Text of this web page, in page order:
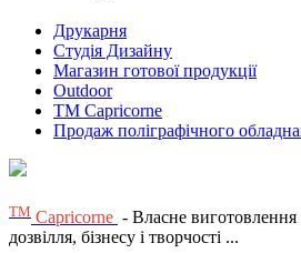
Друкарня
Студія Дизайну
Магазин готової продукції
Outdoor
TM Capricorne
Продаж поліграфічного
ТМ Capricorne - Власне виготовлення
дозвілля, бізнесу і творчості ...